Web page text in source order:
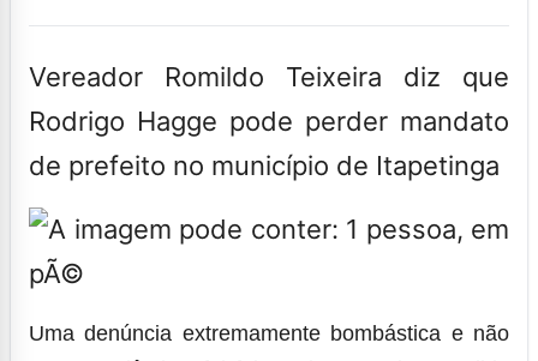
Vereador Romildo Teixeira diz que
Rodrigo Hagge pode perder mandato
de prefeito no município de Itapetinga
Uma denúncia extremamente bombástica e não